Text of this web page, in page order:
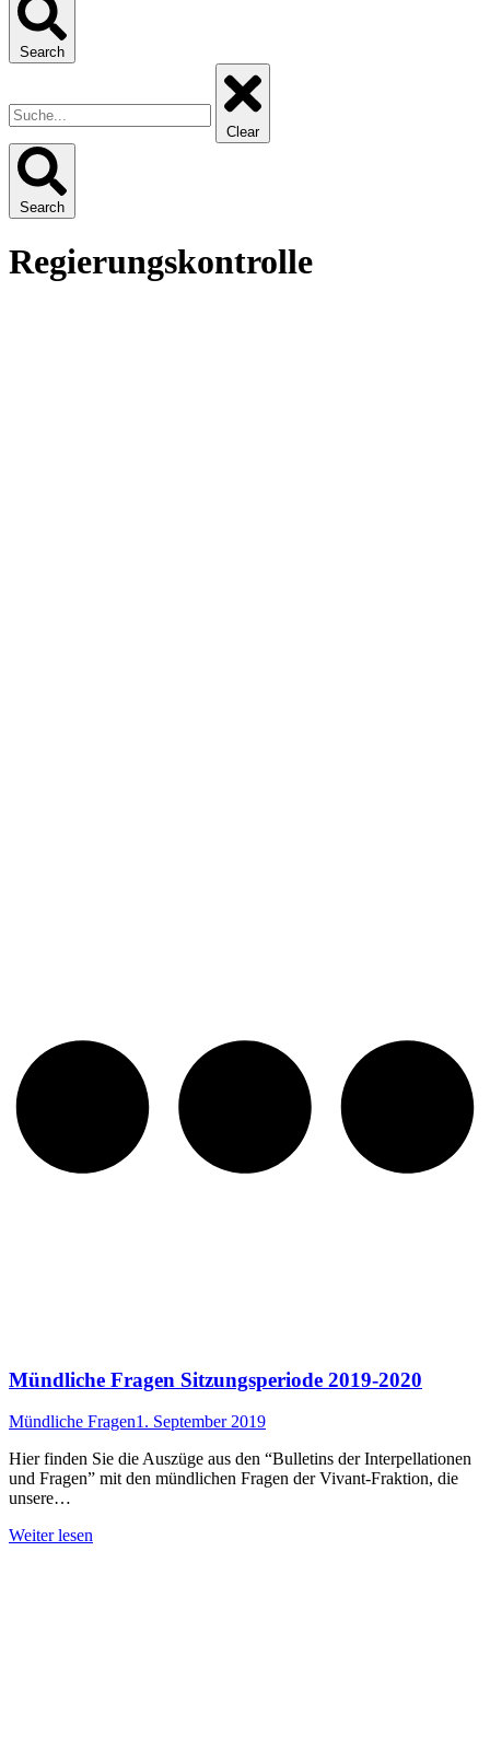
Search
Clear
Search
Regierungskontrolle
Mündliche Fragen Sitzungsperiode 2019-2020
Mündliche Fragen1. September 2019
Hier finden Sie die Auszüge aus den “Bulletins der Interpellationen
und Fragen” mit den mündlichen Fragen der Vivant-Fraktion, die
unsere…
Weiter lesen